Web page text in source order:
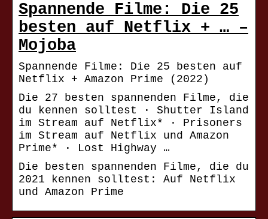
Spannende Filme: Die 25
besten auf Netflix + … –
Mojoba
Spannende Filme: Die 25 besten auf
Netflix + Amazon Prime (2022)
Die 27 besten spannenden Filme, die
du kennen solltest · Shutter Island
im Stream auf Netflix* · Prisoners
im Stream auf Netflix und Amazon
Prime* · Lost Highway …
Die besten spannenden Filme, die du
2021 kennen solltest: Auf Netflix
und Amazon Prime